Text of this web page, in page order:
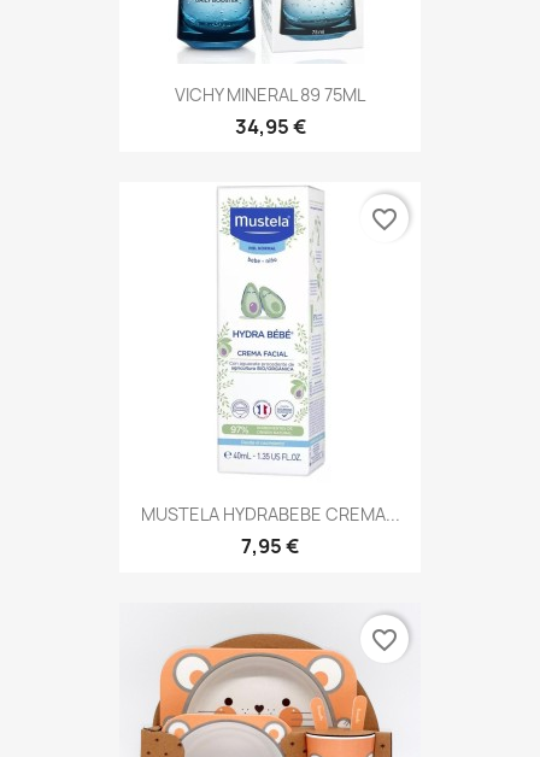
VICHY MINERAL 89 75ML
34,95 €
MUSTELA HYDRABEBE CREMA...
7,95 €
favorite_border
favorite_border